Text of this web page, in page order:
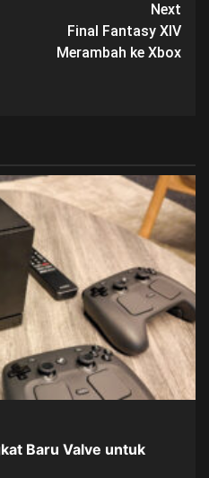
Next
Final Fantasy XIV
Merambah ke Xbox
Baru Valve untuk